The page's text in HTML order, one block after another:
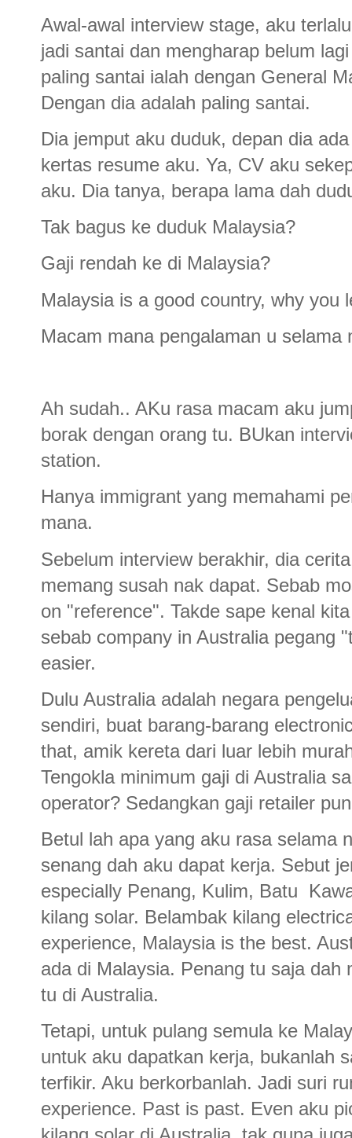
Awal-awal interview stage, aku
jadi santai dan mengharap belum
paling santai ialah dengan General
Dengan dia adalah paling santai.
Dia jemput aku duduk, depan dia
kertas resume aku. Ya, CV aku
aku. Dia tanya, berapa lama dah
Tak bagus ke duduk Malaysia?
Gaji rendah ke di Malaysia?
Malaysia is a good country, why you
Macam mana pengalaman u
Ah sudah.. AKu rasa macam aku
borak dengan orang tu. BUkan
station.
Hanya immigrant yang memahami
mana.
Sebelum interview berakhir, dia
memang susah nak dapat. Sebab
on "reference". Takde sape kenal
sebab company in Australia pegang
easier.
Dulu Australia adalah negara
sendiri, buat barang-barang
that, amik kereta dari luar lebih
Tengokla minimum gaji di Australia
operator? Sedangkan gaji retailer
Betul lah apa yang aku rasa selama
senang dah aku dapat kerja. Sebut
especially Penang, Kulim, Batu
kilang solar. Belambak kilang
experience, Malaysia is the best.
ada di Malaysia. Penang tu saja dah
tu di Australia.
Tetapi, untuk pulang semula ke
untuk aku dapatkan kerja, bukanlah
terfikir. Aku berkorbanlah. Jadi suri
experience. Past is past. Even aku